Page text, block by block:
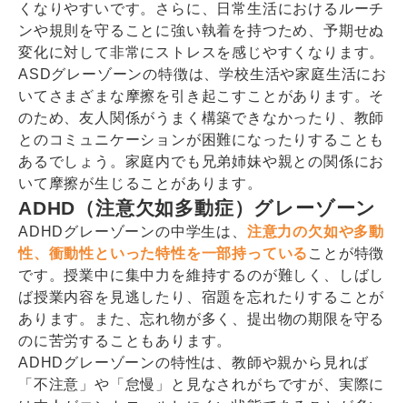
くなりやすいです。さらに、日常生活におけるルーチ
ンや規則を守ることに強い執着を持つため、予期せぬ
変化に対して非常にストレスを感じやすくなります。
ASDグレーゾーンの特徴は、学校生活や家庭生活にお
いてさまざまな摩擦を引き起こすことがあります。そ
のため、友人関係がうまく構築できなかったり、教師
とのコミュニケーションが困難になったりすることも
あるでしょう。家庭内でも兄弟姉妹や親との関係にお
いて摩擦が生じることがあります。
ADHD（注意欠如多動症）グレーゾーン
ADHDグレーゾーンの中学生は、 注意力の欠如や多動
性、衝動性といった特性を一部持っている ことが特徴
です。授業中に集中力を維持するのが難しく、しばし
ば授業内容を見逃したり、宿題を忘れたりすることが
あります。また、忘れ物が多く、提出物の期限を守る
のに苦労することもあります。
ADHDグレーゾーンの特性は、教師や親から見れば
「不注意」や「怠慢」と見なされがちですが、実際に